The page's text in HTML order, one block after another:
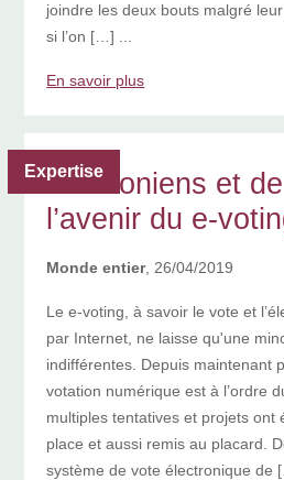
joindre les deux bouts malgré
si l’on […] ...
En savoir plus
Expertise
D’Estoniens et
l’avenir du e-
Monde entier, 26/04/2019
Le e-voting, à savoir le vote et
par Internet, ne laisse qu'une
indifférentes. Depuis maintenant
votation numérique est à l’ordre
multiples tentatives et projets ont
place et aussi remis au placard.
système de vote électronique de